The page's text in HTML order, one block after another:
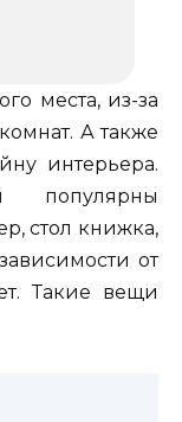
места, из-за
А также
интерьера.
популярны
стол книжка,
от
Такие вещи